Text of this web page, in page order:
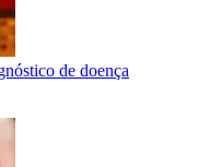
de doença